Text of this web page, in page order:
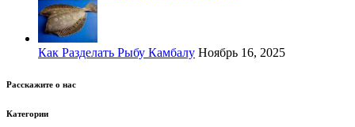
Как Разделать Рыбу Камбалу Ноябрь 16, 2025
Расскажите о нас
Категории